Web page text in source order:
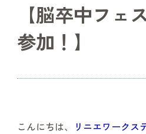
【脳卒中フェ
参加！】
こんにちは、 リニエワークス